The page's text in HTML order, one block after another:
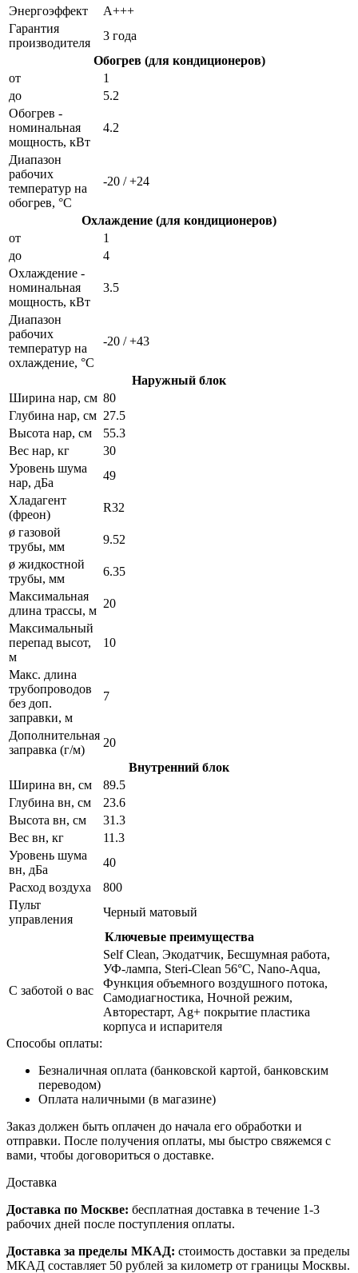
Энергоэффект
А+++
Гарантия
производителя
3 года
Обогрев (для кондиционеров)
от
1
до
5.2
Обогрев -
номинальная
мощность, кВт
4.2
Диапазон
рабочих
температур на
обогрев, °C
-20 / +24
Охлаждение (для кондиционеров)
от
1
до
4
Охлаждение -
номинальная
мощность, кВт
3.5
Диапазон
рабочих
температур на
охлаждение, °C
-20 / +43
Наружный блок
Ширина нар, см 80
Глубина нар, см 27.5
Высота нар, см
55.3
Вес нар, кг
30
Уровень шума
нар, дБа
49
Хладагент
(фреон)
R32
ø газовой
трубы, мм
9.52
ø жидкостной
трубы, мм
6.35
Максимальная
длина трассы, м
20
Максимальный
перепад высот,
м
10
Макс. длина
трубопроводов
без доп.
заправки, м
7
Дополнительная
заправка (г/м)
20
Внутренний блок
Ширина вн, см
89.5
Глубина вн, см
23.6
Высота вн, см
31.3
Вес вн, кг
11.3
Уровень шума
вн, дБа
40
Расход воздуха
800
Пульт
управления
Черный матовый
Ключевые преимущества
С заботой о вас
Self Clean, Экодатчик, Беcшумная работа,
УФ-лампа, Steri-Clean 56°C, Nano-Aqua,
Функция объемного воздушного потока,
Самодиагностика, Ночной режим,
Авторестарт, Ag+ покрытие пластика
корпуса и испарителя
Способы оплаты:
Безналичная оплата (банковской картой, банковским
переводом)
Оплата наличными (в магазине)
Заказ должен быть оплачен до начала его обработки и
отправки. После получения оплаты, мы быстро свяжемся с
вами, чтобы договориться о доставке.
Доставка
Доставка по Москве: бесплатная доставка в течение 1-3
рабочих дней после поступления оплаты.
Доставка за пределы МКАД: стоимость доставки за пределы
МКАД составляет 50 рублей за километр от границы Москвы.